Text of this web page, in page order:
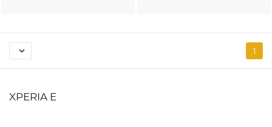
XPERIA E
 1